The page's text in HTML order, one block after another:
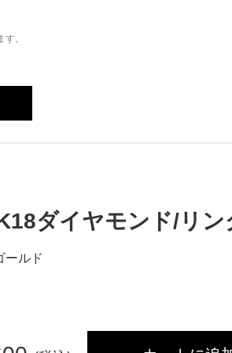
。
ダイヤモンド/リン
ールド